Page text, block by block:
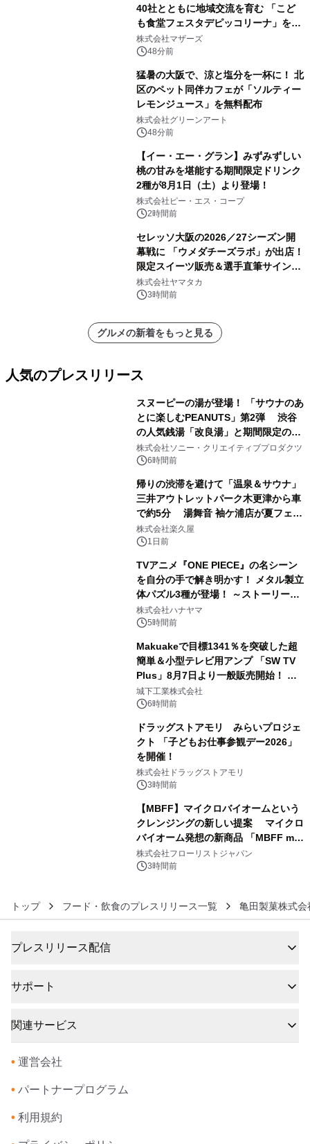
40社とともに地域交流を育む 「こど
も食堂フェスタデピッコリーナ」を9
月5日(土)開催
株式会社マザーズ
48分前
猛暑の大阪で、涼と塩分を一杯に！ 北
区のペット同伴カフェが「ソルティー
レモンジュース」を無料配布
株式会社グリーンアート
48分前
【イー・エー・グラン】みずみずしい
桃の甘みを堪能する期間限定ドリンク
2種が8月1日（土）より登場！
株式会社ピー・エス・コープ
2時間前
セレッソ大阪の2026／27シーズン開
幕戦に 「ウメダチーズラボ」が出店！
限定スイーツ販売＆選手直筆サイング
ッズが当たる抽選会を 8月8日に開催
株式会社ヤマタカ
3時間前
グルメの新着をもっと見る
人気のプレスリリース
スヌーピーの湯が登場！ 「サウナのあ
とに楽しむPEANUTS」第2弾 渋谷
の人気銭湯「改良湯」と期間限定のコ
ラボレーション サウナイキタイコラ
ボグッズも発売決定！
株式会社ソニー・クリエイティブプロダクツ
6時間前
帰りの渋滞を避けて「温泉＆サウナ」
三井アウトレットパーク木更津から車
で約5分 湯舞音 袖ケ浦店が夏フェア
メニューを提供
株式会社楽久屋
1日前
TVアニメ『ONE PIECE』の名シーン
を自分の手で解き明かす！ メタル製立
体パズル3種が登場！ ～ストーリーと
ギミックが融合した 大人の体験型パズ
ルが8月7日(金)12時より先行予約受付
株式会社ハナヤマ
5時間前
Makuakeで目標1341％を突破した超
簡単＆小型テレビ用アンプ 「SW TV
Plus」8月7日より一般販売開始！ ケ
ーブル1本つなぐだけ、テレビの音が
ぐっと豊かに
城下工業株式会社
6時間前
ドラッグストアモリ みらいプロジェ
クト 「子どもお仕事参観デー2026」
を開催！
株式会社ドラッグストアモリ
3時間前
【MBFF】マイクロバイオームという
クレンジングの新しい提案 マイクロ
バイオーム発想の新商品 「MBFF mb
クレンジングPRO」を2026年8月6日
発売
株式会社フローリストジャパン
3時間前
トップ フード・飲食のプレスリリース一覧 亀田製菓株式会
プレスリリース配信
サポート
関連サービス
• 運営会社
• パートナープログラム
• 利用規約